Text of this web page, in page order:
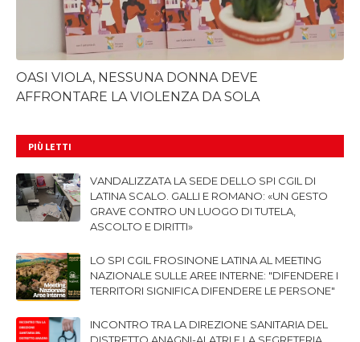
OASI VIOLA, NESSUNA DONNA DEVE
AFFRONTARE LA VIOLENZA DA SOLA
PIÙ LETTI
VANDALIZZATA LA SEDE DELLO SPI CGIL DI
LATINA SCALO. GALLI E ROMANO: «UN GESTO
GRAVE CONTRO UN LUOGO DI TUTELA,
ASCOLTO E DIRITTI»
LO SPI CGIL FROSINONE LATINA AL MEETING
NAZIONALE SULLE AREE INTERNE: "DIFENDERE I
TERRITORI SIGNIFICA DIFENDERE LE PERSONE"
INCONTRO TRA LA DIREZIONE SANITARIA DEL